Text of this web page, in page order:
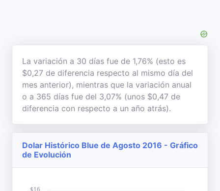
La variación a 30 días fue de 1,76% (esto es
$0,27 de diferencia respecto al mismo día del
mes anterior), mientras que la variación anual
o a 365 días fue del 3,07% (unos $0,47 de
diferencia con respecto a un año atrás).
Dolar Histórico Blue de Agosto 2016 - Gráfico
de Evolución